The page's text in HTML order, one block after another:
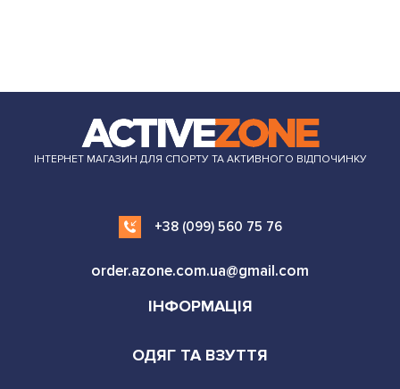
ІНТЕРНЕТ МАГАЗИН ДЛЯ СПОРТУ ТА АКТИВНОГО ВІДПОЧИНКУ
+38 (099) 560 75 76
order.azone.com.ua@gmail.com
ІНФОРМАЦІЯ
ОДЯГ ТА ВЗУТТЯ